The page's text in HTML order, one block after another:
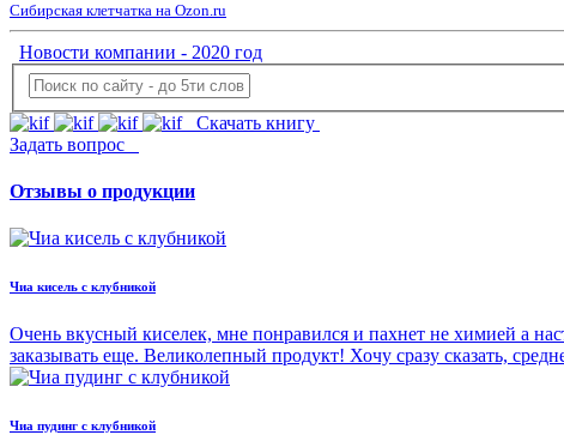
Сибирская клетчатка на Ozon.ru
Новости компании - 2020 год
Скачать книгу
Задать вопрос
Отзывы о продукции
Чиа кисель с клубникой
Очень вкусный киселек, мне понравился и пахнет не химией а
заказывать еще. Великолепный продукт! Хочу сразу сказать,
Чиа пудинг с клубникой